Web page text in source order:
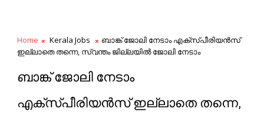
Home Kerala Jobs
ബാങ്ക് ജോലി നേടാം എക്സ്പീരിയൻസ്
ഇല്ലാതെ തന്നെ, സ്വന്തം ജില്ലയിൽ ജോലി നേടാം
ബാങ്ക് ജോലി നേടാം
എക്സ്പീരിയൻസ് ഇല്ലാതെ തന്നെ,